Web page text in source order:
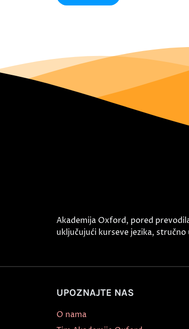
Akademija Oxford, pored
uključujući kurseve jezika,
UPOZNAJTE NAS
O nama